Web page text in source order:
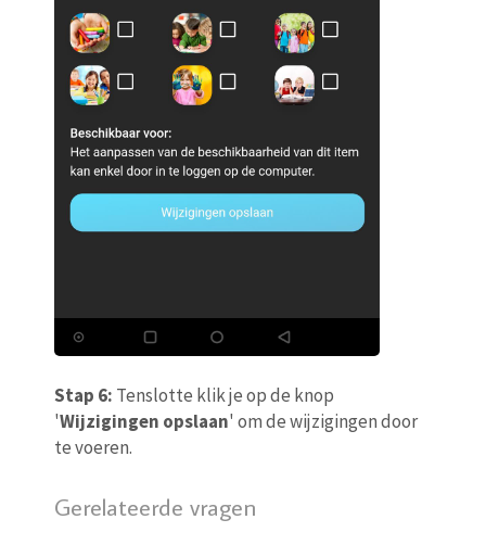
Stap 6: Tenslotte klik je op de knop
'Wijzigingen opslaan' om de wijzigingen door
te voeren.
Gerelateerde vragen